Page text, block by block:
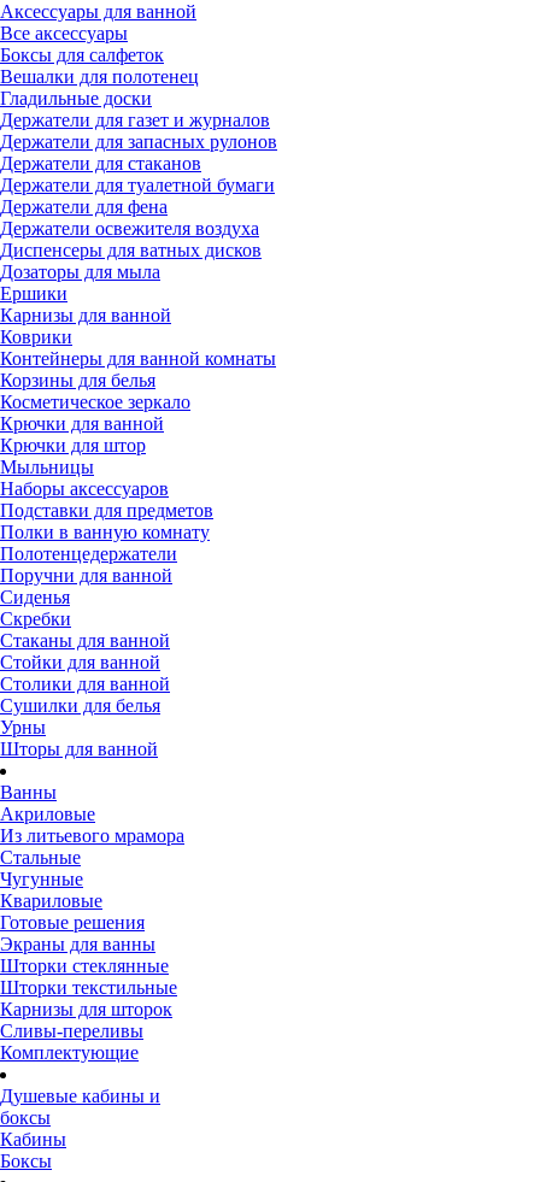
Аксессуары для ванной
Все аксессуары
Боксы для салфеток
Вешалки для полотенец
Гладильные доски
Держатели для газет и журналов
Держатели для запасных рулонов
Держатели для стаканов
Держатели для туалетной бумаги
Держатели для фена
Держатели освежителя воздуха
Диспенсеры для ватных дисков
Дозаторы для мыла
Ершики
Карнизы для ванной
Коврики
Контейнеры для ванной комнаты
Корзины для белья
Косметическое зеркало
Крючки для ванной
Крючки для штор
Мыльницы
Наборы аксессуаров
Подставки для предметов
Полки в ванную комнату
Полотенцедержатели
Поручни для ванной
Сиденья
Скребки
Стаканы для ванной
Стойки для ванной
Столики для ванной
Сушилки для белья
Урны
Шторы для ванной
Ванны
Акриловые
Из литьевого мрамора
Стальные
Чугунные
Квариловые
Готовые решения
Экраны для ванны
Шторки стеклянные
Шторки текстильные
Карнизы для шторок
Сливы-переливы
Комплектующие
Душевые кабины и
боксы
Кабины
Боксы